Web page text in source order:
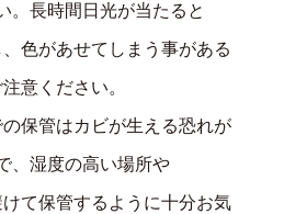
。長時間日光が当たると
色があせてしまう事がある
意ください。
の保管はカビが生える恐れが
、湿度の高い場所や
て保管するように十分お気